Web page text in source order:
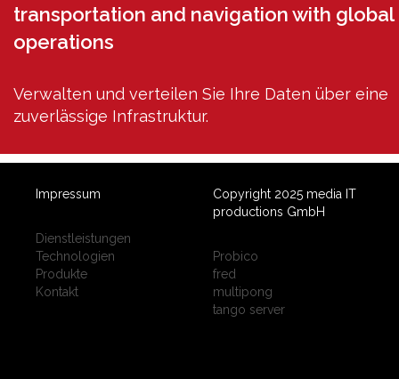
transportation and navigation with global
operations
Verwalten und verteilen Sie Ihre Daten über eine
zuverlässige Infrastruktur.
Impressum
Dienstleistungen
Technologien
Produkte
Kontakt
Copyright 2025 media IT
productions GmbH
Probico
fred
multipong
tango server